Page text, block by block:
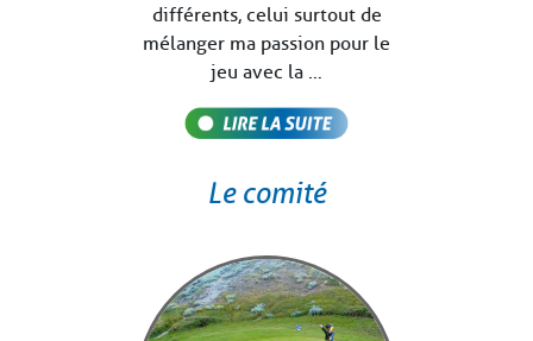
différents, celui surtout de
mélanger ma passion pour le
jeu avec la …
Le comité